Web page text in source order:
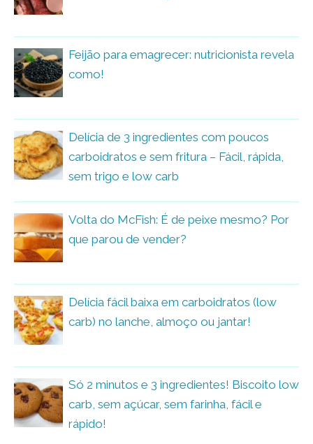
Feijão para emagrecer: nutricionista revela
como!
Delícia de 3 ingredientes com poucos
carboidratos e sem fritura – Fácil, rápida,
sem trigo e low carb
Volta do McFish: É de peixe mesmo? Por
que parou de vender?
Delícia fácil baixa em carboidratos (low
carb) no lanche, almoço ou jantar!
Só 2 minutos e 3 ingredientes! Biscoito low
carb, sem açúcar, sem farinha, fácil e
rápido!